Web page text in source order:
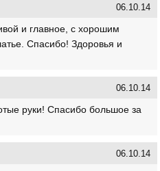
06.10.14
и главное, с хорошим
Спасибо! Здоровья и
06.10.14
руки! Спасибо большое за
06.10.14